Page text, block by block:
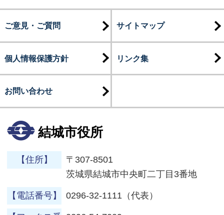
ご意見・ご質問 サイトマップ
個人情報保護方針 リンク集
お問い合わせ
結城市役所
【住所】
〒307-8501
茨城県結城市中央町二丁目3番地
【電話番号】 0296-32-1111（代表）